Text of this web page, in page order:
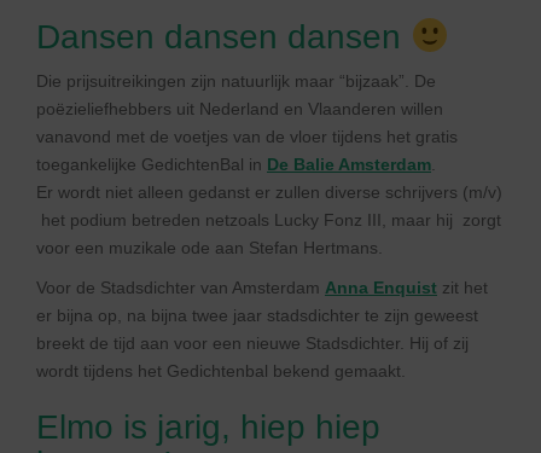
Dansen dansen dansen
Die prijsuitreikingen zijn natuurlijk maar “bijzaak”. De
poëzieliefhebbers uit Nederland en Vlaanderen willen
vanavond met de voetjes van de vloer tijdens het gratis
toegankelijke GedichtenBal in De Balie Amsterdam.
Er wordt niet alleen gedanst er zullen diverse schrijvers (m/v)
het podium betreden netzoals Lucky Fonz III, maar hij zorgt
voor een muzikale ode aan Stefan Hertmans.
Voor de Stadsdichter van Amsterdam Anna Enquist zit het
er bijna op, na bijna twee jaar stadsdichter te zijn geweest
breekt de tijd aan voor een nieuwe Stadsdichter. Hij of zij
wordt tijdens het Gedichtenbal bekend gemaakt.
Elmo is jarig, hiep hiep